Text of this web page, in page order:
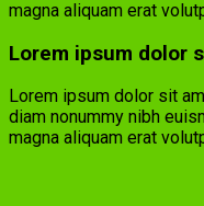
magna aliquam erat
Lorem ipsum dolor
Lorem ipsum dolor sit
diam nonummy nibh
magna aliquam erat